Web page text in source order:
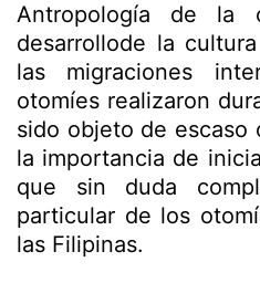
Antropología de la
desarrollode la
las migraciones
otomíes realizaron
sido objeto de escaso
la importancia de
que sin duda
particular de los
las Filipinas.